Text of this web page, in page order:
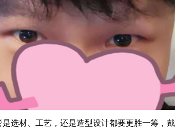
选材、工艺，还是造型设计都要更胜一筹，